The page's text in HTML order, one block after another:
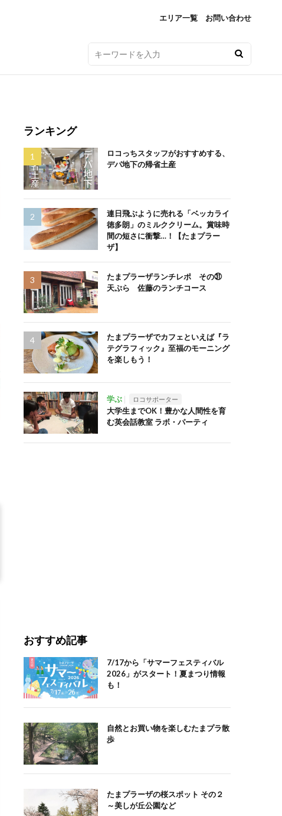
エリア一覧 お問い合わせ
ランキング
ロコっちスタッフがおすすめする、
デパ地下の帰省土産
連日飛ぶように売れる「ベッカライ
徳多朗」のミルククリーム。賞味時
間の短さに衝撃…！【たまプラー
ザ】
たまプラーザランチレポ その㉛
天ぷら 佐藤のランチコース
たまプラーザでカフェといえば『ラ
テグラフィック』至福のモーニング
を楽しもう！
学ぶ ロコサポーター
大学生までOK！豊かな人間性を育
む英会話教室 ラボ・パーティ
おすすめ記事
7/17から「サマーフェスティバル
2026」がスタート！夏まつり情報
も！
自然とお買い物を楽しむたまプラ散
歩
たまプラーザの桜スポット その２
～美しが丘公園など